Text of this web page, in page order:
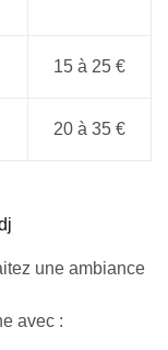
15 à 25 €
20 à 35 €
une ambiance
avec :